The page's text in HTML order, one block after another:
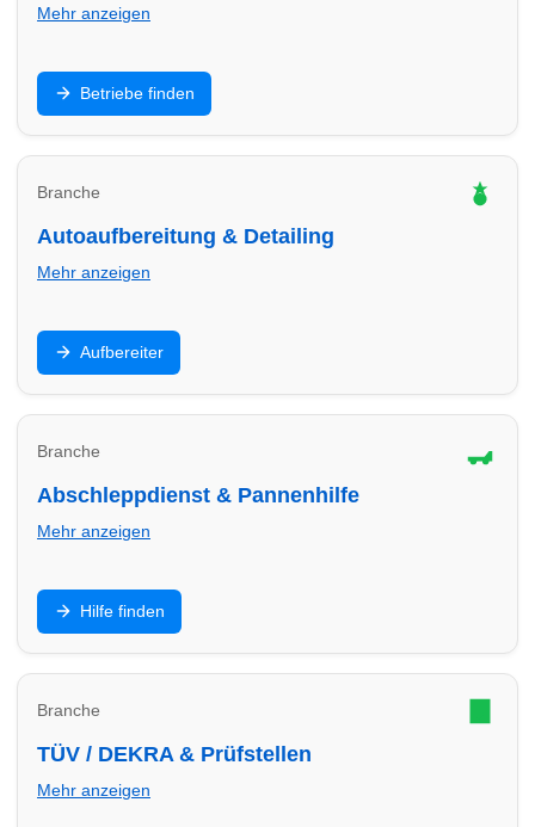
Mehr anzeigen
Unfallinstandsetzung, Kratzer, Smart Repair: Finde
Lackier- und Karosseriebetriebe in Köln für saubere
Ergebnisse.
Betriebe finden
Branche
Autoaufbereitung & Detailing
Mehr anzeigen
Innenraum, Polster, Lackaufbereitung,
Keramikversiegelung: Finde Aufbereiter in Köln für
Werterhalt und Top-Optik.
Aufbereiter
Branche
Abschleppdienst & Pannenhilfe
Mehr anzeigen
Panne, Unfall oder Startproblem: Finde
Abschleppdienste in Köln – Hilfe, Transport und
sichere Abwicklung.
Hilfe finden
Branche
TÜV / DEKRA & Prüfstellen
Mehr anzeigen